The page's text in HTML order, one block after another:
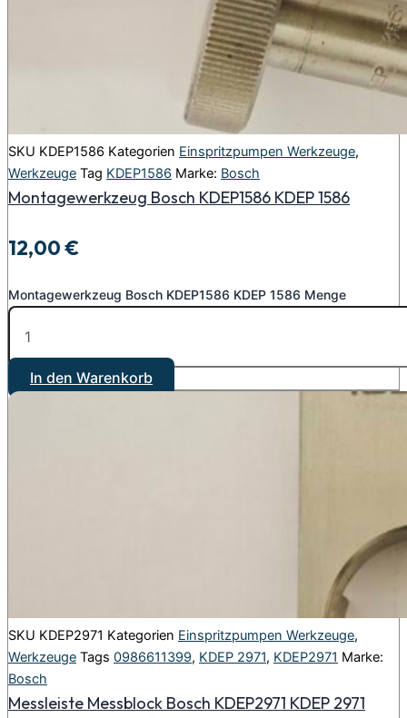
SKU KDEP1586 Kategorien Einspritzpumpen Werkzeuge,
Werkzeuge Tag KDEP1586 Marke: Bosch
Montagewerkzeug Bosch KDEP1586 KDEP 1586
12,00€
Montagewerkzeug Bosch KDEP1586 KDEP 1586 Menge
In den Warenkorb
SKU KDEP2971 Kategorien Einspritzpumpen Werkzeuge,
Werkzeuge Tags 0986611399, KDEP 2971, KDEP2971 Marke:
Bosch
Messleiste Messblock Bosch KDEP2971 KDEP 2971